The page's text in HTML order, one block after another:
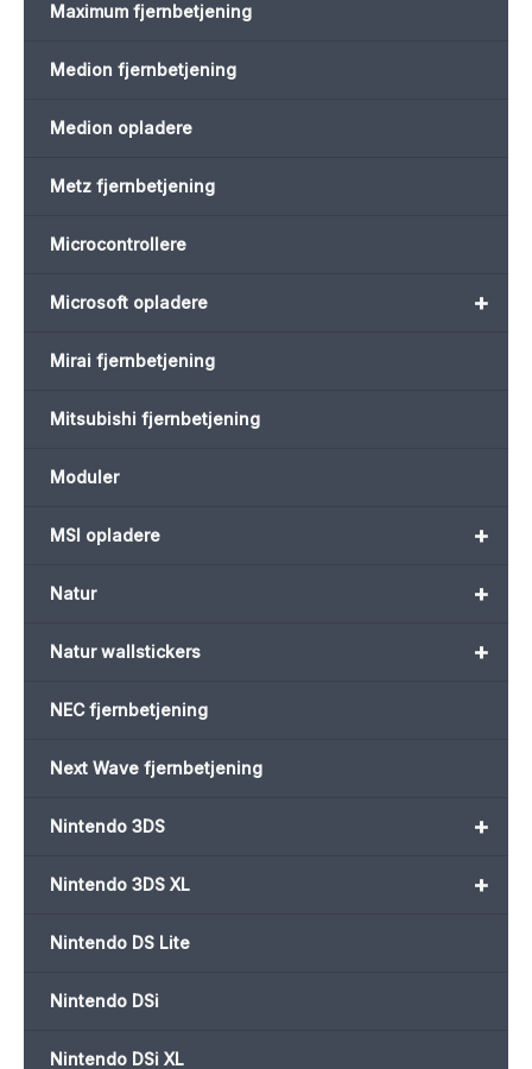
Maximum fjernbetjening
Medion fjernbetjening
Medion opladere
Metz fjernbetjening
Microcontrollere
+
Microsoft opladere
Mirai fjernbetjening
Mitsubishi fjernbetjening
Moduler
+
MSI opladere
+
Natur
+
Natur wallstickers
NEC fjernbetjening
Next Wave fjernbetjening
+
Nintendo 3DS
+
Nintendo 3DS XL
Nintendo DS Lite
Nintendo DSi
Nintendo DSi XL